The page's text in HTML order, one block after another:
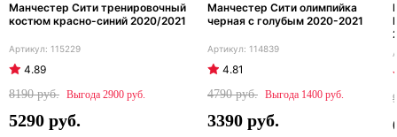
Манчестер Сити тренировочный
костюм красно-синий 2020/2021
115229
4.89
8190
2900
5290
Манчестер Сити олимпийка
черная с голубым 2020-2021
114839
4.81
4790
1400
3390